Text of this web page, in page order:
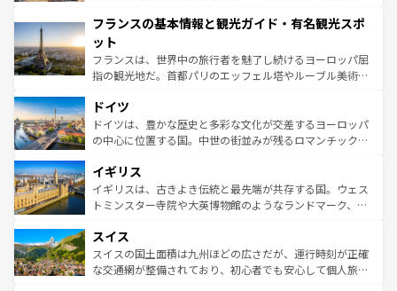
ませてくれるイタリアで、忘れられない旅をしてみよう！
なお、新着のイタリア情報は
しい。
文化が根付くこの国では、情熱的なフラメンコ、熱気あふ
れる闘牛、そして美味しいタパスが生活の一部となってい
る。首都マドリードの洗練された雰囲気や、バルセロナの
アートに溢れた街角から、地方では古代ローマ遺跡や中世
せる。地方によって風土や気候が異なるスペインはその個
性で訪れる人を魅了する。 なお、新着のスペイン情報は コ
ンテンツ一覧を参照してほしい。
フランスの基本情報と観光ガイド・有名観光スポ
ット
フランスは、世界中の旅行者を魅了し続けるヨーロッパ屈
指の観光地だ。首都パリのエッフェル塔やルーブル美術館
で、幅広い魅力が詰まっている。華麗な宮殿、歴史的な大
聖堂、美しいビーチ、そして豊かな自然が、訪れる者を心
から魅了する。また、フランスは美食の国としても知ら
いる。シャンパンの発祥地であるランス、プロヴァンスの
香り高いラベンダー畑など、多彩な楽しみ方が可能だ。さ
らに、パリ以外の地域にも魅力が溢れており、どの街角に
れる地方に足を運ぶとそれぞれで全く異なる文化を体験で
きるだろう。 なお、新着のフランス情報はコンテンツ一覧
を参照してほしい。
ドイツ
ドイツは、豊かな歴史と多彩な文化が交差するヨーロッパ
の中心に位置する国。中世の街並みが残るロマンチック街
顔を持つこの国は、どこを歩いても飽きることがない。ベ
ルリンの文化的活気、バイエルン州のアルプスの絶景、そ
してライン川沿いのワイン畑といった風景は必見。ビール
は、お酒好きな人にはぜひ体験してほしい。 なお、新着の
ドイツ情報はコンテンツ一覧を参照してほしい。
イギリス
イギリスは、古きよき伝統と最先端が共存する国。ウェス
トミンスター寺院や大英博物館のようなランドマーク、歴
リアごとに異なる魅力がある。また、優雅なアフタヌーン
ティー、ビール好きにはたまらない英国パブ、サッカー観
戦など、本場だからこそできる体験も豊富。イギリスを旅
スイス
スイスの国土面積は九州ほどの広さだが、運行時刻が正確
な交通網が整備されており、初心者でも安心して個人旅行